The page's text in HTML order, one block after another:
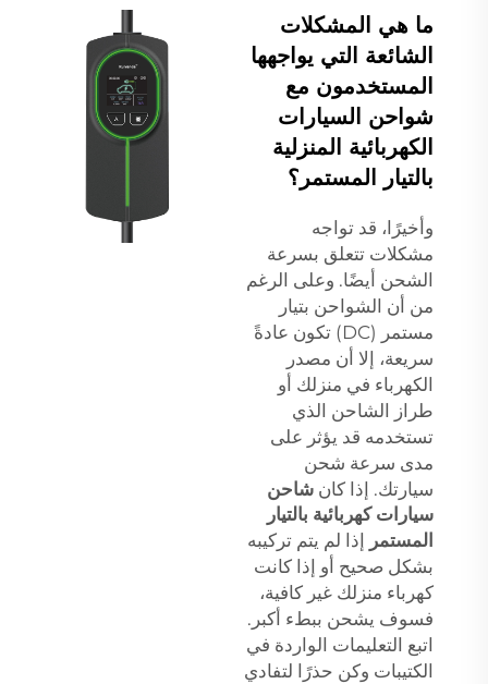
ما هي المشكلات
الشائعة التي يواجهها
المستخدمون مع
شواحن السيارات
الكهربائية المنزلية
بالتيار المستمر؟
وأخيرًا، قد تواجه
مشكلات تتعلق بسرعة
الشحن أيضًا. وعلى الرغم
من أن الشواحن بتيار
مستمر (DC) تكون عادةً
سريعة، إلا أن مصدر
الكهرباء في منزلك أو
طراز الشاحن الذي
تستخدمه قد يؤثر على
مدى سرعة شحن
سيارتك. إذا كان شاحن
سيارات كهربائية بالتيار
المستمر إذا لم يتم تركيبه
بشكل صحيح أو إذا كانت
كهرباء منزلك غير كافية،
فسوف يشحن ببطء أكبر.
اتبع التعليمات الواردة في
الكتيبات وكن حذرًا لتفادي